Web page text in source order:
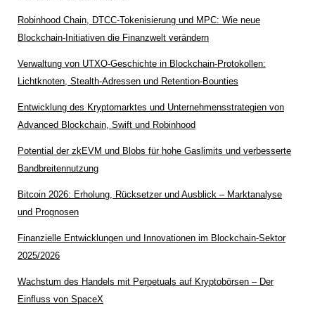
Robinhood Chain, DTCC-Tokenisierung und MPC: Wie neue
Blockchain-Initiativen die Finanzwelt verändern
Verwaltung von UTXO-Geschichte in Blockchain-Protokollen:
Lichtknoten, Stealth-Adressen und Retention-Bounties
Entwicklung des Kryptomarktes und Unternehmensstrategien von
Advanced Blockchain, Swift und Robinhood
Potential der zkEVM und Blobs für hohe Gaslimits und verbesserte
Bandbreitennutzung
Bitcoin 2026: Erholung, Rücksetzer und Ausblick – Marktanalyse
und Prognosen
Finanzielle Entwicklungen und Innovationen im Blockchain-Sektor
2025/2026
Wachstum des Handels mit Perpetuals auf Kryptobörsen – Der
Einfluss von SpaceX